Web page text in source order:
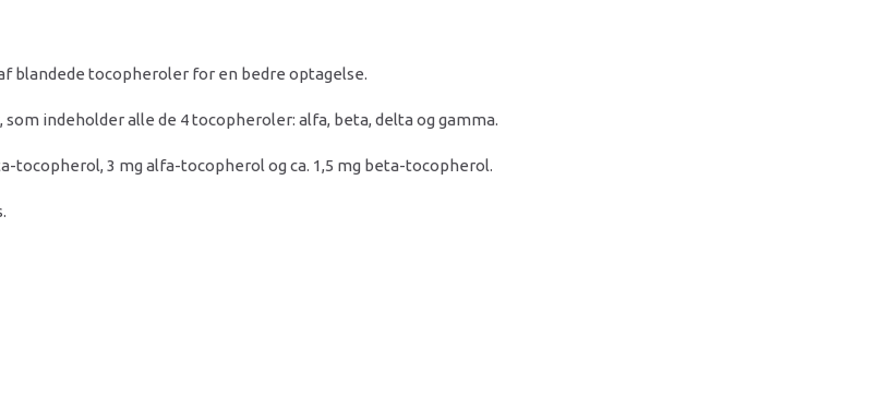
blandede tocopheroler for en bedre optagelse.
indeholder alle de 4 tocopheroler: alfa, beta, delta og gamma.
tocopherol, 3 mg alfa-tocopherol og ca. 1,5 mg beta-tocopherol.